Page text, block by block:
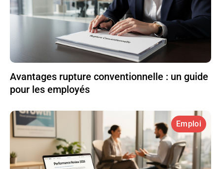
Avantages rupture conventionnelle : un guide
pour les employés
Emploi